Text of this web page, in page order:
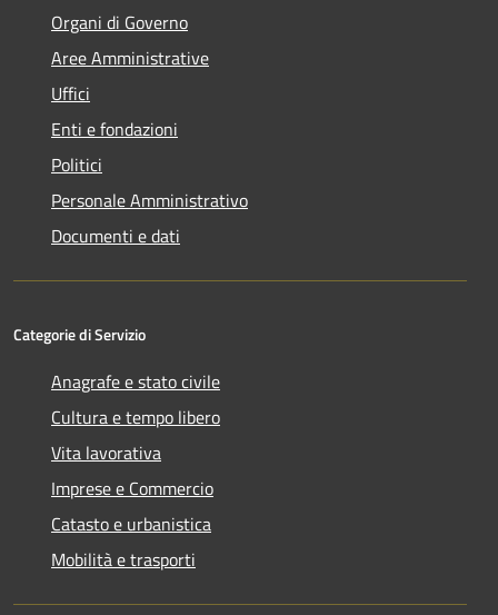
Organi di Governo
Aree Amministrative
Uffici
Enti e fondazioni
Politici
Personale Amministrativo
Documenti e dati
Categorie di Servizio
Anagrafe e stato civile
Cultura e tempo libero
Vita lavorativa
Imprese e Commercio
Catasto e urbanistica
Mobilità e trasporti